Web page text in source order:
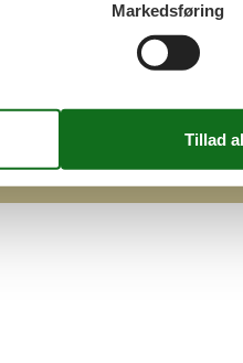
- All rights reserved.
Markedsføring